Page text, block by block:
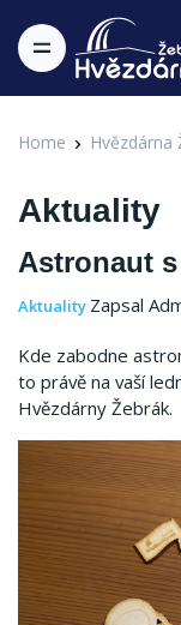
Home Hvězdárna
Aktuality
Astronaut
Aktuality Zapsal
Kde zabodne
to právě na vaší
Hvězdárny Žebrák.